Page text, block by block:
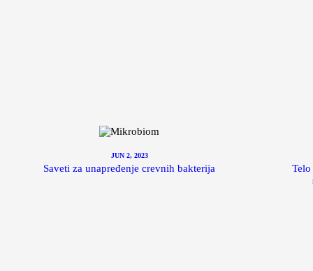
JUN 2, 2023
Saveti za unapređenje crevnih bakterija